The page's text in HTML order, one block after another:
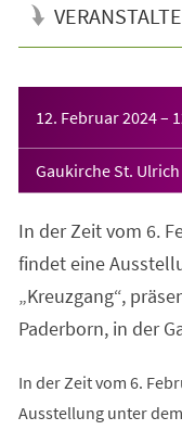
12. Februar 2024–
Gaukirche St. Ulrich
In der Zeit vom 6.
findet eine
„Kreuzgang“,
Paderborn, in der
In der Zeit vom 6.
Ausstellung unter